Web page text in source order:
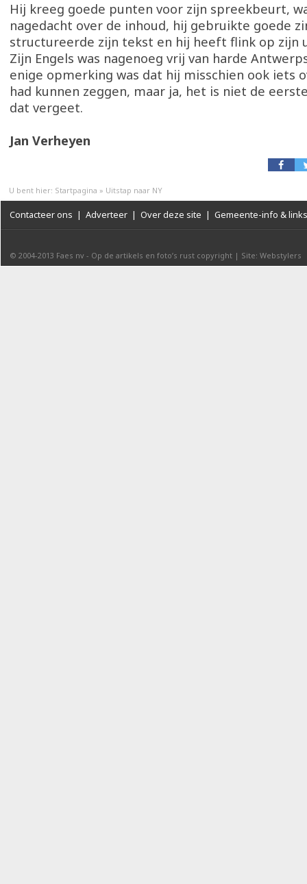
Hij kreeg goede punten voor zijn spreekbeurt,
nagedacht over de inhoud, hij gebruikte goede
structureerde zijn tekst en hij heeft flink op zijn
Zijn Engels was nagenoeg vrij van harde
enige opmerking was dat hij misschien ook iets
had kunnen zeggen, maar ja, het is niet de
dat vergeet.
Jan Verheyen
U bent hier: Startpagina » Uitstap naar NY
Contacteer ons | Adverteer | Over deze site | Gemeente-info & links
© 2004-2013 Faes nv - Op de artikels en foto’s rust copyright | Site: Webstylers